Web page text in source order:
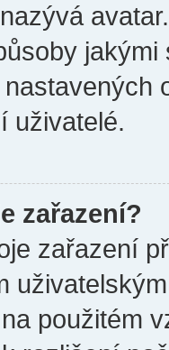
uživatelé.
zařazení?
zařazení
použitém